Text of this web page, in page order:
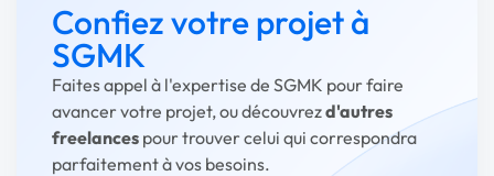
Confiez votre projet à
SGMK
Faites appel à l'expertise de SGMK pour faire
avancer votre projet, ou découvrezd'autres
freelances pour trouver celui qui correspondra
parfaitement à vos besoins.